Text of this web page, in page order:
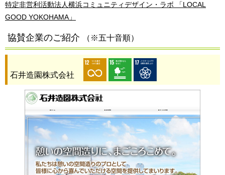
特定非営利活動法人横浜コミュニティデザイン・ラボ 「LOCAL
GOOD YOKOHAMA」
協賛企業のご紹介 （※五十音順）
石井造園株式会社